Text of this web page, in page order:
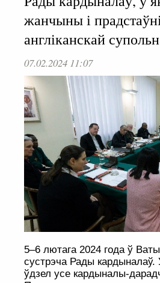
жанчыны і
англіканскай
07.02.2024 11:07
5–6 лютага 2024 года ў
сустрэча Рады кардыналаў.
ўдзел усе кардыналы-